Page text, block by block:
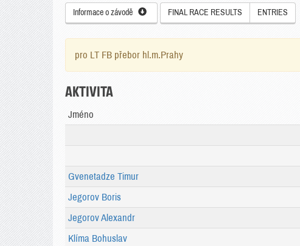
Informace o závodě FINAL RACE RESULTS ENTRIES
pro LT FB přebor hl.m.Prahy
AKTIVITA
Jméno
Gvenetadze Timur
Jegorov Boris
Jegorov Alexandr
Klíma Bohuslav